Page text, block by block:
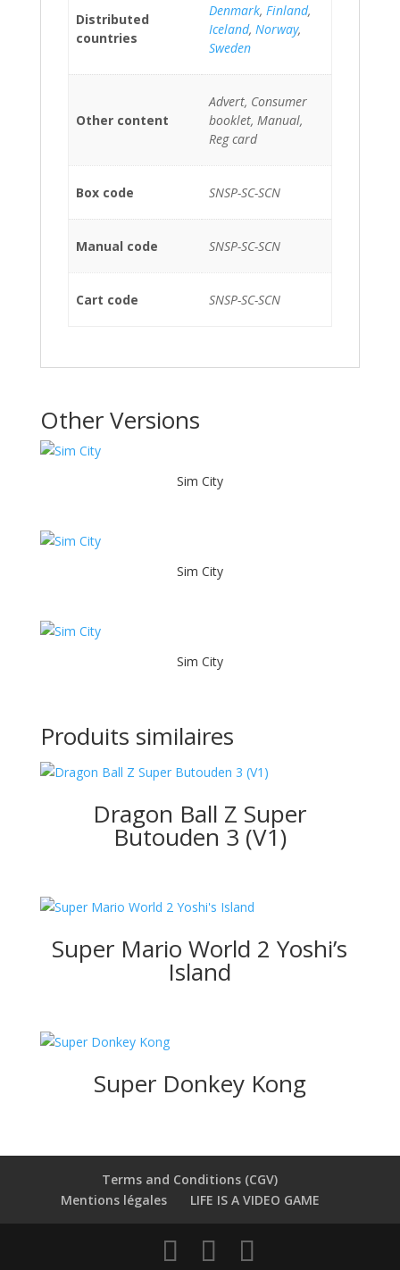
Distributed
countries
Denmark, Finland,
Iceland, Norway,
Sweden
Other content
Advert, Consumer
booklet, Manual,
Reg card
Box code SNSP-SC-SCN
Manual code SNSP-SC-SCN
Cart code SNSP-SC-SCN
Other Versions
Sim City
Sim City
Sim City
Produits similaires
Dragon Ball Z Super
Butouden 3 (V1)
Super Mario World 2 Yoshi’s
Island
Super Donkey Kong
Terms and Conditions (CGV)
Mentions légales
LIFE IS A VIDEO GAME